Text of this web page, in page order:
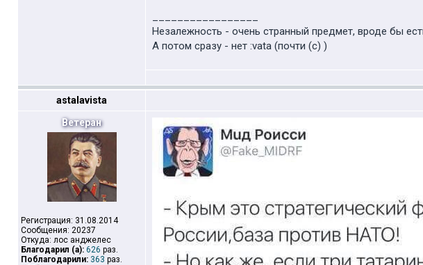
Незалежность - очень странный предмет, вроде бы
А потом сразу - нет :vata (почти (c) )
astalavista
Ветеран
Регистрация: 31.08.2014
Сообщения: 20237
Откуда: лос анджелес
Благодарил (а): 626 раз.
Поблагодарили: 363 раз.